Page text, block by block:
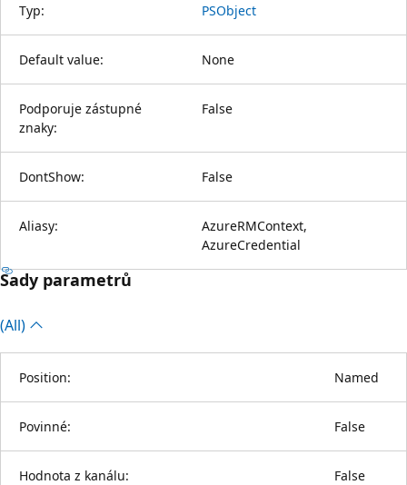
Typ: PSObject
Default value: None
Podporuje zástupné
znaky:
False
DontShow: False
Aliasy:
AzureRMContext,
AzureCredential
Sady parametrů
(All)
Position: Named
Povinné: False
Hodnota z kanálu: False